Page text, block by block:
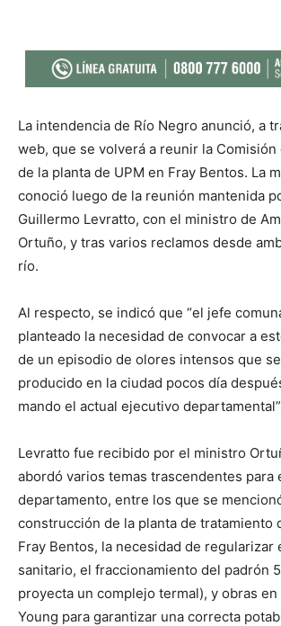
La intendencia de Río Negro anunció, a
web, que se volverá a reunir la
de la planta de UPM en Fray Bentos. La
conoció luego de la reunión mantenida
Guillermo Levratto, con el ministro de
Ortuño, y tras varios reclamos desde
río.
Al respecto, se indicó que “el jefe
planteado la necesidad de convocar a
de un episodio de olores intensos que
producido en la ciudad pocos día
mando el actual ejecutivo
Levratto fue recibido por el ministro
abordó varios temas trascendentes para
departamento, entre los que se
construcción de la planta de tratamiento
Fray Bentos, la necesidad de regularizar
sanitario, el fraccionamiento del padrón
proyecta un complejo termal), y obras en
Young para garantizar una correcta